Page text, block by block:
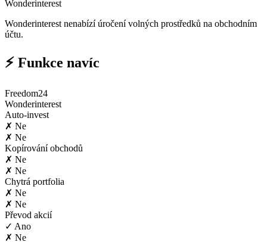
Wonderinterest
Wonderinterest nenabízí úročení volných prostředků na obchodním
účtu.
⚡ Funkce navíc
Freedom24
Wonderinterest
Auto-invest
✗ Ne
✗ Ne
Kopírování obchodů
✗ Ne
✗ Ne
Chytrá portfolia
✗ Ne
✗ Ne
Převod akcií
✓ Ano
✗ Ne